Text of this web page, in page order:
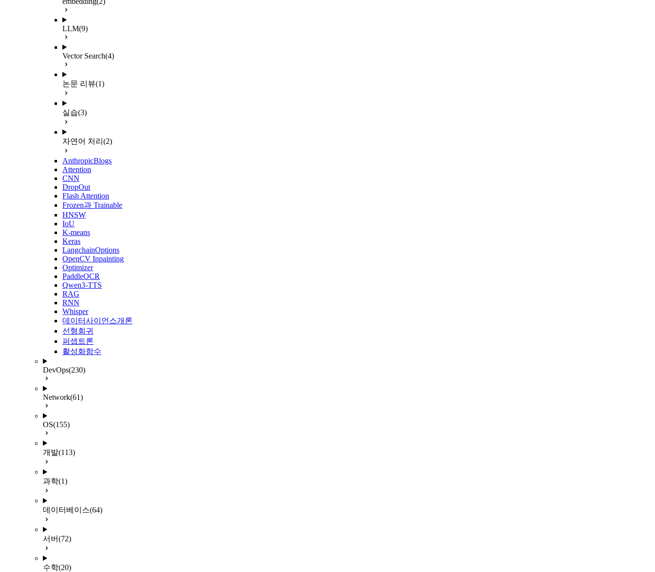
LLM(9)
Vector Search(4)
논문 리뷰(1)
실습(3)
자연어 처리 (2)
AnthropicBlogs
Attention
CNN
DropOut
Flash Attention
Frozen과 Trainable
HNSW
IoU
K-means
Keras
LangchainOptions
OpenCV Inpainting
Optimizer
PaddleOCR
Qwen3-TTS
RAG
RNN
Whisper
데이터사이언스개론
선형회귀
퍼셉트론
활성화함수
DevOps(230)
Network(61)
OS(155)
개발(113)
과학(1)
데이터베이스(64)
서버(72)
수학(20)